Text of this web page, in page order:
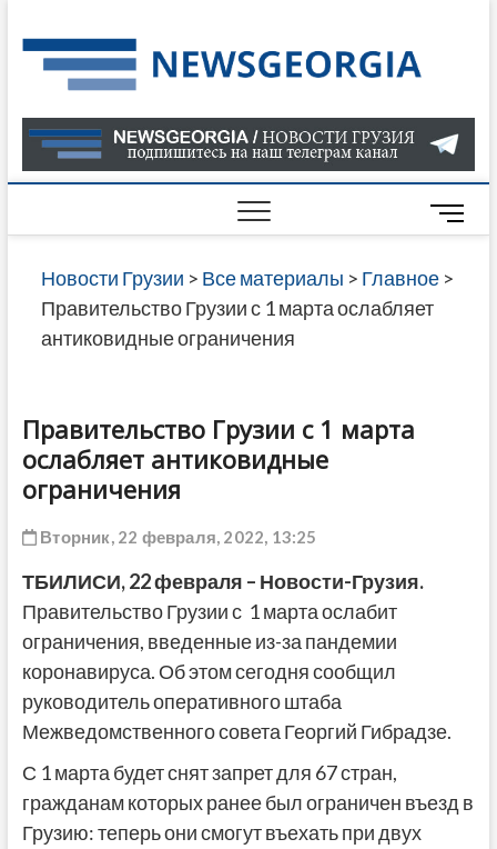
to
content
О
В
ГРУЗИИ
САЙТЕ
M
e
n
Новости Грузии > Все материалы > Главное>
Правительство Грузии с 1 марта ослабляет
антиковидные ограничения
Правительство Грузии с 1 марта
ослабляет антиковидные
ограничения
Вторник, 22 февраля, 2022, 13:25
ТБИЛИСИ, 22 февраля – Новости-Грузия.
Правительство Грузии с 1 марта ослабит
ограничения, введенные из-за пандемии
коронавируса. Об этом сегодня сообщил
руководитель оперативного штаба
Межведомственного совета Георгий Гибрадзе.
С 1 марта будет снят запрет для 67 стран,
гражданам которых ранее был ограничен въезд в
Грузию: теперь они смогут въехать при двух